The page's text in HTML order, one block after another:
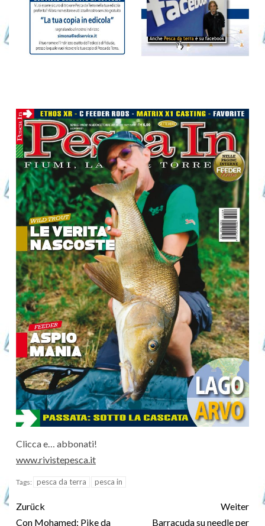
Clicca e… abbonati!
www.rivistepesca.it
Tags: pesca da terra pesca in
Zurück
Con Mohamed: Pike da
Weiter
Barracuda su needle per